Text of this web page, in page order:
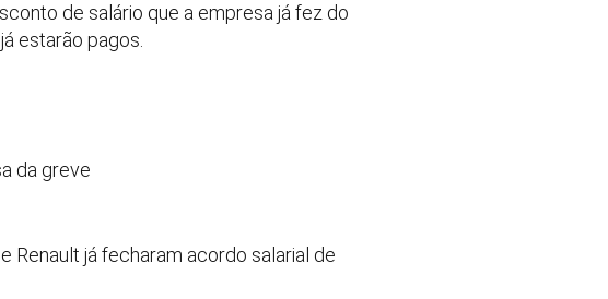
de salário que a empresa já fez do
estarão pagos.
da greve
Renault já fecharam acordo salarial de